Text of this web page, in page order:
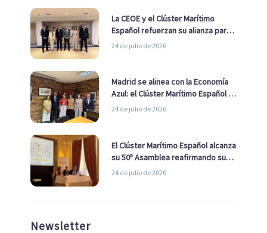
La CEOE y el Clúster Marítimo
Español refuerzan su alianza para
impulsar una estrategia Nacional
24 de julio de 2026
Madrid se alinea con la Economía
Azul: el Clúster Marítimo Español y
la Real Liga Naval avanzan alianzas
24 de julio de 2026
El Clúster Marítimo Español alcanza
su 50ª Asamblea reafirmando su
liderazgo en la Economía Azul
24 de julio de 2026
Newsletter